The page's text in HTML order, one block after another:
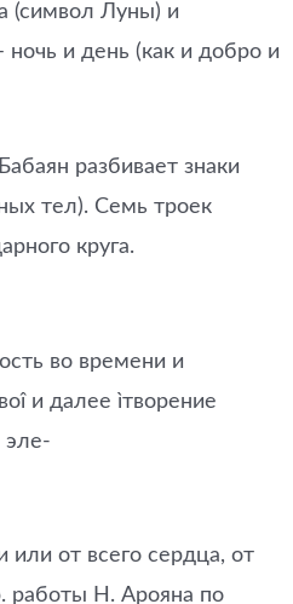
(символ Луны) и
ночь и день (как и добро и
разбивает знаки
тел). Семь троек
круга.
во времени и
и далее ìтворение
эле-
от всего сердца, от
работы Н. Арояна по